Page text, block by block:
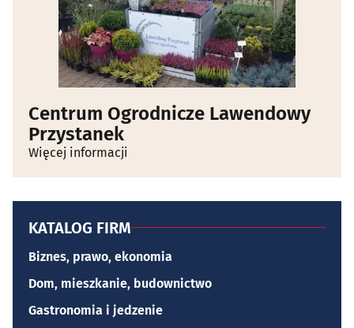
Centrum Ogrodnicze Lawendowy
Przystanek
Więcej informacji
KATALOG FIRM
Biznes, prawo, ekonomia
Dom, mieszkanie, budownictwo
Gastronomia i jedzenie